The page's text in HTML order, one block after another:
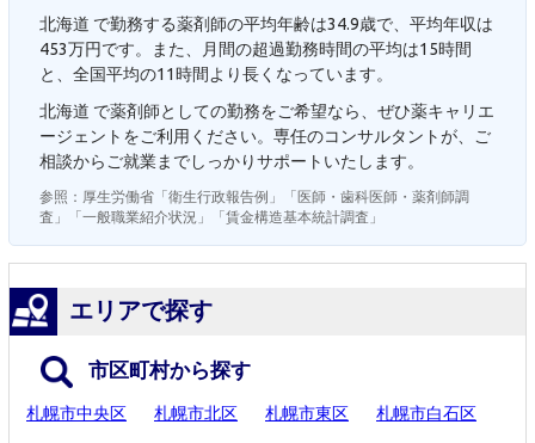
北海道 で勤務する薬剤師の平均年齢は34.9歳で、平均年収は
453万円です。また、月間の超過勤務時間の平均は15時間
と、全国平均の11時間より長くなっています。
北海道 で薬剤師としての勤務をご希望なら、ぜひ薬キャリエ
ージェントをご利用ください。専任のコンサルタントが、ご
相談からご就業までしっかりサポートいたします。
参照：厚生労働省「衛生行政報告例」「医師・歯科医師・薬剤師調
査」「一般職業紹介状況」「賃金構造基本統計調査」
エリアで探す
市区町村から探す
札幌市中央区 札幌市北区 札幌市東区 札幌市白石区